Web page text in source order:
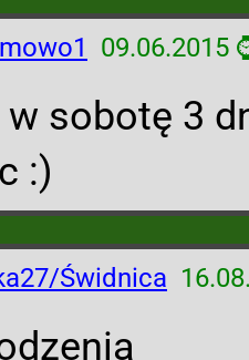
09.06.2015
sobotę 3
:)
Świdnica